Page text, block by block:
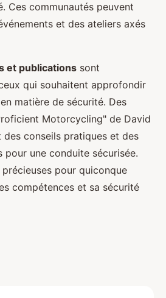
Ces communautés peuvent
et des ateliers axés
et publications sont
qui souhaitent approfondir
matière de sécurité. Des
Motorcycling" de David
des conseils pratiques et des
pour une conduite sécurisée.
pour quiconque
compétences et sa sécurité